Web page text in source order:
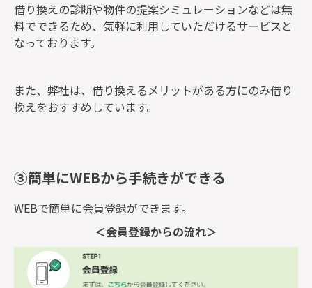
借り換えの診断や物件の提案シミュレーションなどは無
料でできるため、気軽に利用していただけるサービスと
なっております。
また、弊社は、借り換えるメリットがある方にのみ借り
換えをおすすめしています。
③簡単にWEBから手続きができる
WEBで簡単に会員登録ができます。
＜会員登録からの流れ＞